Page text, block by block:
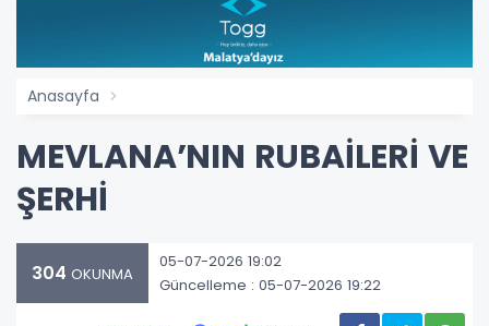
Anasayfa
MEVLANA’NIN RUBAİLERİ VE
ŞERHİ
304 OKUNMA
05-07-2026 19:02
Güncelleme : 05-07-2026 19:22